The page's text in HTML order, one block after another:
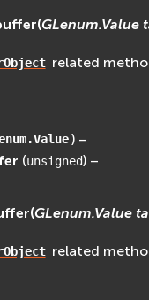
(GLenum.Value
related
) –
(unsigned) –
(GLenum.Value
related